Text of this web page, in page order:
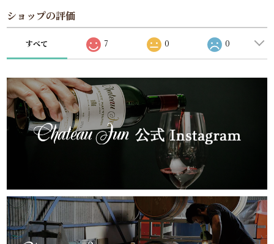
ショップの評価
すべて 7 0 0